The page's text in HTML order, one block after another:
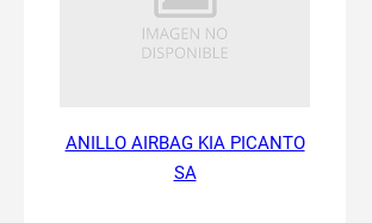
ANILLO AIRBAG KIA PICANTO
SA